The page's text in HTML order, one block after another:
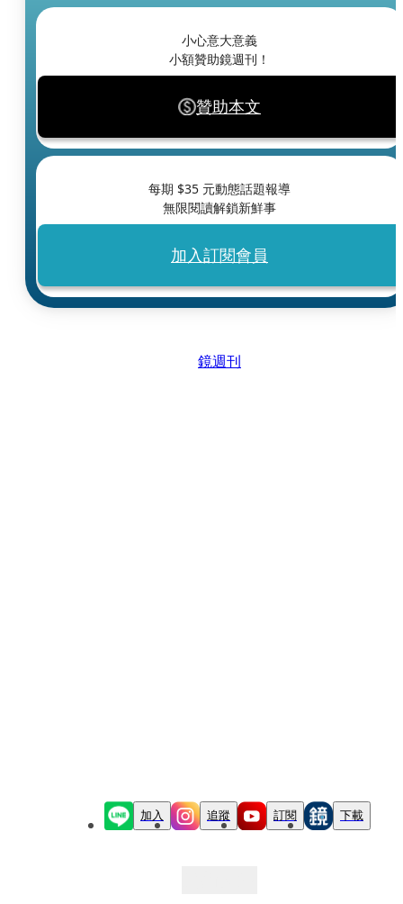
小心意大意義
小額贊助鏡週刊！
贊助本文
每期 $35 元動態話題報導
無限閱讀解鎖新鮮事
加入訂閱會員
鏡週刊
加入 追蹤 訂閱 下載